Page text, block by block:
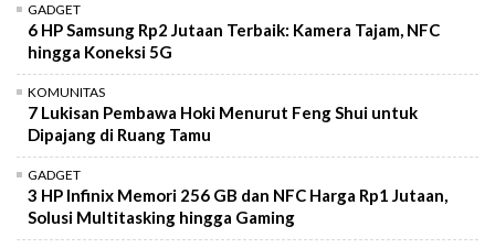
GADGET
6 HP Samsung Rp2 Jutaan Terbaik: Kamera Tajam, NFC
hingga Koneksi 5G
KOMUNITAS
7 Lukisan Pembawa Hoki Menurut Feng Shui untuk
Dipajang di Ruang Tamu
GADGET
3 HP Infinix Memori 256 GB dan NFC Harga Rp1 Jutaan,
Solusi Multitasking hingga Gaming